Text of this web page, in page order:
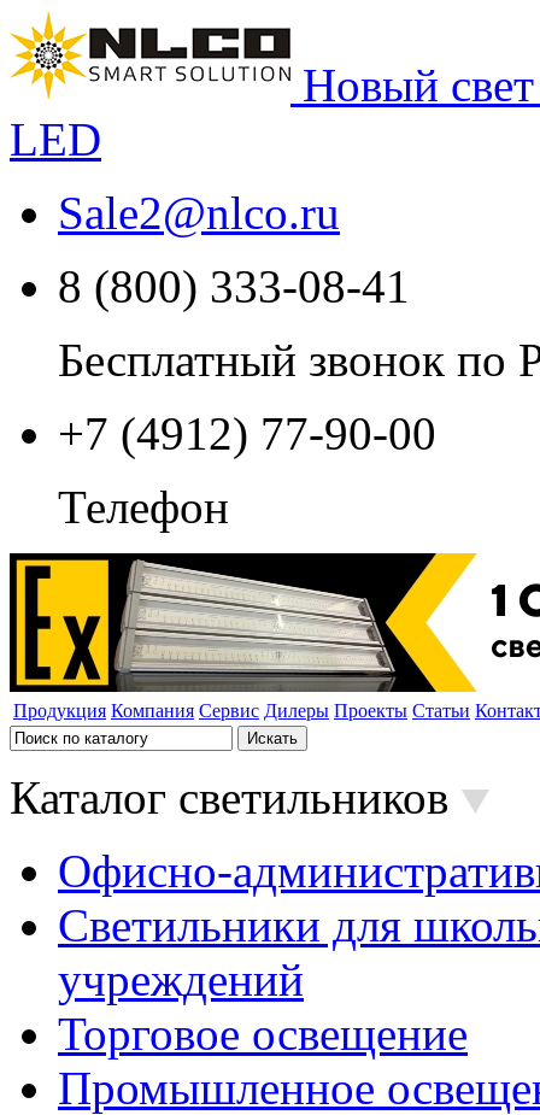
Новый
LED
Sale2@nlco.ru
8 (800) 333-08-41
Бесплатный звонок по
+7 (4912) 77-90-00
Телефон
Продукция Компания Сервис Дилеры Проекты Статьи
Каталог светильников
Офисно-
Светильники для
учреждений
Торговое освещение
Промышленное